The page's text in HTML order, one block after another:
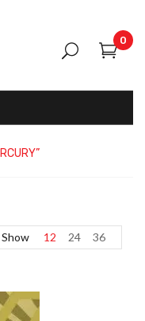
0
Show 12 24 36